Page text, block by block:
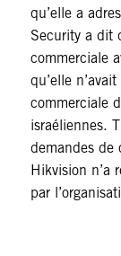
qu’elle a
Security a dit
commerciale
qu’elle
commerciale
israéliennes.
demandes de
Hikvision n’a
par